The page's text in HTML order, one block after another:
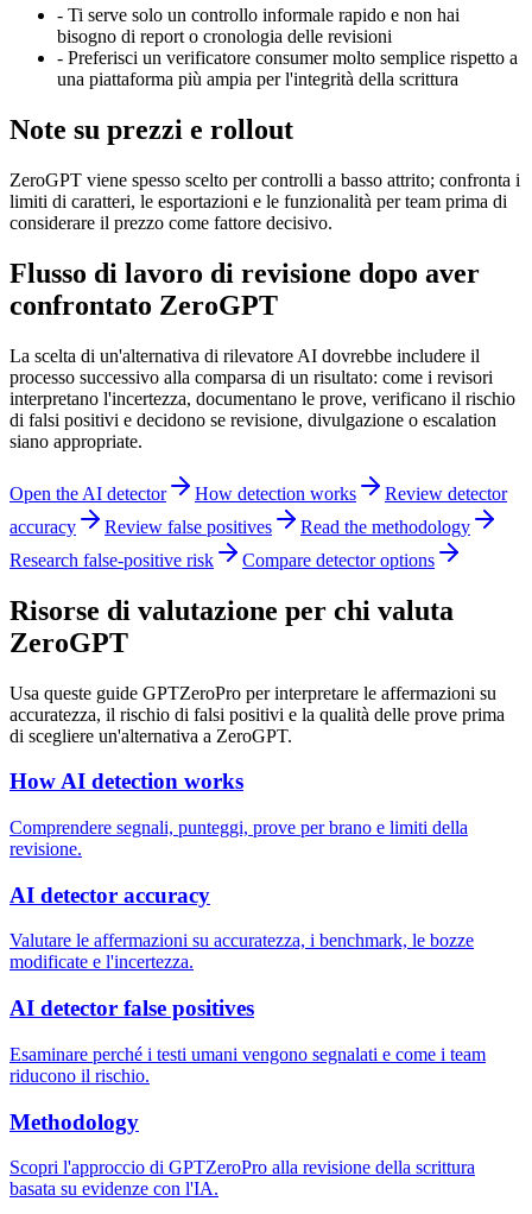
- Ti serve solo un controllo informale rapido e non hai
bisogno di report o cronologia delle revisioni
- Preferisci un verificatore consumer molto semplice rispetto a
una piattaforma più ampia per l'integrità della scrittura
Note su prezzi e rollout
ZeroGPT viene spesso scelto per controlli a basso attrito; confronta i
limiti di caratteri, le esportazioni e le funzionalità per team prima di
considerare il prezzo come fattore decisivo.
Flusso di lavoro di revisione dopo aver
confrontato ZeroGPT
La scelta di un'alternativa di rilevatore AI dovrebbe includere il
processo successivo alla comparsa di un risultato: come i revisori
interpretano l'incertezza, documentano le prove, verificano il rischio
di falsi positivi e decidono se revisione, divulgazione o escalation
siano appropriate.
Open the AI detector How detection works
Review detector
accuracy
Review false positives
Read the methodology
Research false-positive risk
Compare detector options
Risorse di valutazione per chi valuta
ZeroGPT
Usa queste guide GPTZeroPro per interpretare le affermazioni su
accuratezza, il rischio di falsi positivi e la qualità delle prove prima
di scegliere un'alternativa a ZeroGPT.
How AI detection works
Comprendere segnali, punteggi, prove per brano e limiti della
revisione.
AI detector accuracy
Valutare le affermazioni su accuratezza, i benchmark, le bozze
modificate e l'incertezza.
AI detector false positives
Esaminare perché i testi umani vengono segnalati e come i team
riducono il rischio.
Methodology
Scopri l'approccio di GPTZeroPro alla revisione della scrittura
basata su evidenze con l'IA.